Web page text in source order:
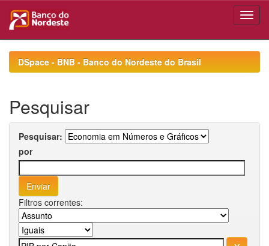
navigationDSpace - BNB - Banco do Nordeste do Brasil
Pesquisar
Pesquisar:
por
Filtros correntes: